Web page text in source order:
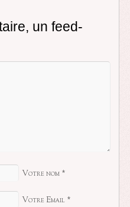
un feed-
Votre nom *
Votre Email *